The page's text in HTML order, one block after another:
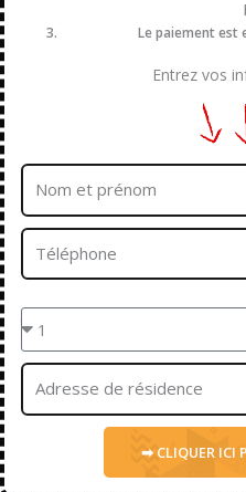
Le paiement est
Entrez vos
Nom
prénom
Téléphone
Quantités
Adresse
➡ CLIQUER ICI